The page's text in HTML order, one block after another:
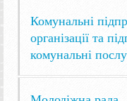
Комунальні
організації та
комунальні